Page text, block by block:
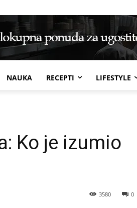
NAUKA RECEPTI LIFESTYLE
Ko je izumio
0
3580